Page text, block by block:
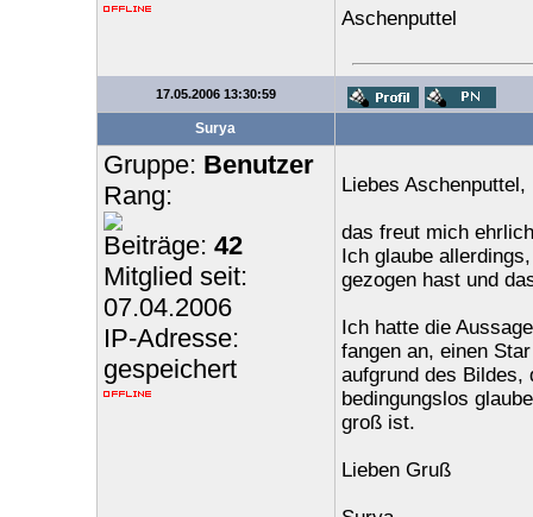
Aschenputtel
17.05.2006 13:30:59
Surya
Gruppe: Benutzer
Rang:
Beiträge: 42
Mitglied seit:
07.04.2006
IP-Adresse:
gespeichert
Liebes Aschenputtel,
das freut mich
Ich glaube
gezogen hast und
Ich hatte die
fangen an, einen
aufgrund des Bildes,
bedingungslos
groß ist.
Lieben Gruß